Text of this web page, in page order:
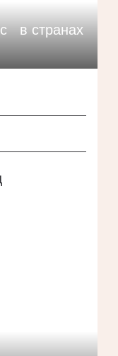
в странах